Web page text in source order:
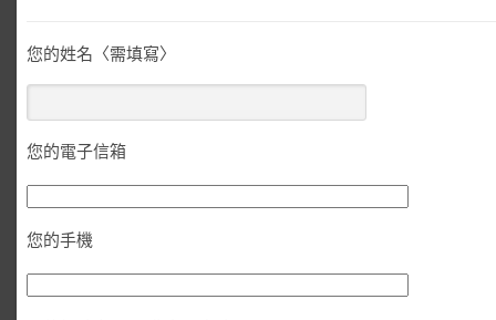
您的姓名〈需填寫〉
您的電子信箱
您的手機